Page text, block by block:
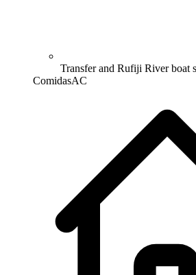
Transfer and Rufiji River boat
ComidasAC